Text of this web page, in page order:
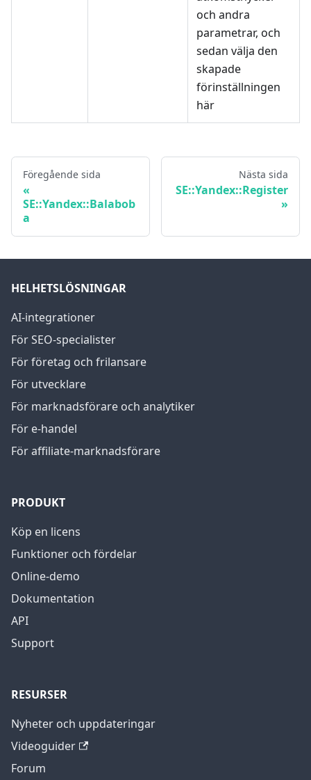
och andra
parametrar, och
sedan välja den
skapade
förinställningen
här
Föregående sida
SE::Yandex::Balabob
a
Nästa sida
SE::Yandex::Register
HELHETSLÖSNINGAR
AI-integrationer
För SEO-specialister
För företag och frilansare
För utvecklare
För marknadsförare och analytiker
För e-handel
För affiliate-marknadsförare
PRODUKT
Köp en licens
Funktioner och fördelar
Online-demo
Dokumentation
API
Support
RESURSER
Nyheter och uppdateringar
Videoguider
Forum